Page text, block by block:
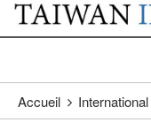
Passer au contenu
:::
Accueil International